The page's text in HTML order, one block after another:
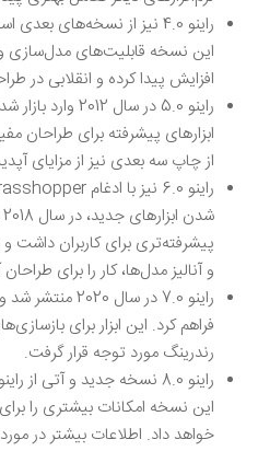
افزایش پیدا کرده و انقلابی در
راینو 5.0 در سال
ابزارهای پیشرفته برای طراحان
از چاپ سه بعدی نیز از مزایای
پیشرفته‌تری برای کاربران داشت و
و آنالیز مدل‌ها، کار را برای
راینو 7.0 در
فراهم کرد. این ابزار برای
رندرینگ مورد توجه قرار گرفت.
راینو 8.0 نسخه جدید و آتی
این نسخه امکانات بیشتری را
خواهد داد. اطلاعات بیشتر در